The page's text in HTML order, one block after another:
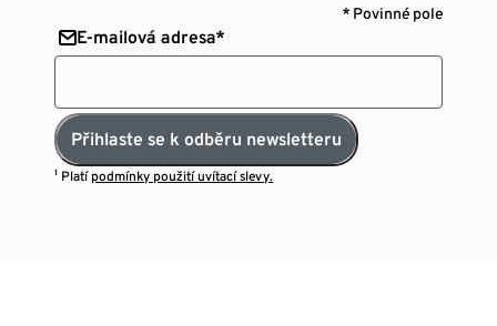
* Povinné pole
E-mailová adresa*
Přihlaste se k odběru newsletteru
¹ Platí podmínky použití uvítací slevy.